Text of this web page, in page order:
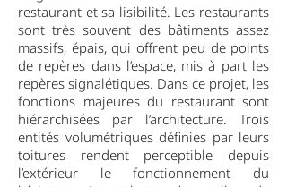
restaurant et sa lisibilité. Les restaurants
sont très souvent des bâtiments assez
massifs, épais, qui offrent peu de points
de repères dans l’espace, mis à part les
repères signalétiques. Dans ce projet, les
fonctions majeures du restaurant sont
hiérarchisées par l’architecture. Trois
entités volumétriques définies par leurs
toitures rendent perceptible depuis
l’extérieur le fonctionnement du